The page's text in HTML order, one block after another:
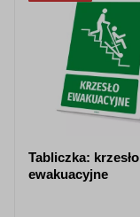
Tabliczka: krzesło
ewakuacyjne